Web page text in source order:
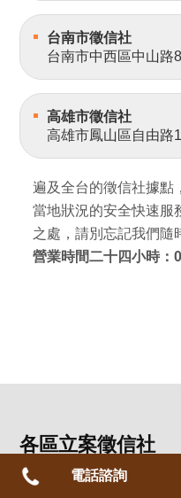
台南市徵信社
台南市中西區中山路
高雄市徵信社
高雄市鳳山區自由路
遍及全台的徵信社據點
當地狀況的安全快速服
之處，請別忘記我們隨
營業時間二十四小時：
各區立案徵信社
▪立案徵信社電話諮詢